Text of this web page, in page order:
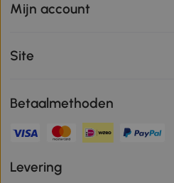
Mijn account
Site
Betaalmethoden
Levering